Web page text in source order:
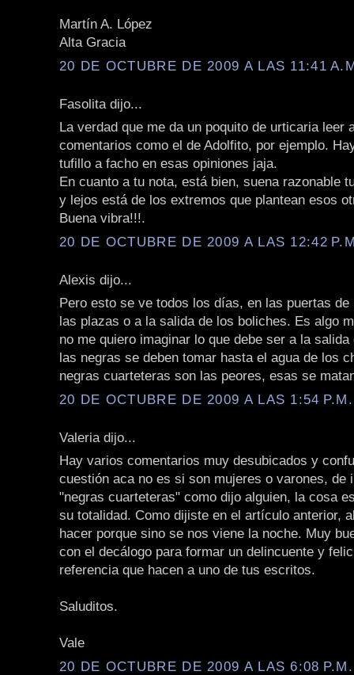
Martín A. López
Alta Gracia
20 DE OCTUBRE DE 2009 A LAS 11:41
Fasolita dijo...
La verdad que me da un poquito de urticaria leer
comentarios como el de Adolfito, por ejemplo.
tufillo a facho en esas opiniones jaja.
En cuanto a tu nota, está bien, suena razonable
y lejos está de los extremos que plantean esos
Buena vibra!!!.
20 DE OCTUBRE DE 2009 A LAS 12:42
Alexis dijo...
Pero esto se ve todos los días, en las puertas
las plazas o a la salida de los boliches. Es algo
no me quiero imaginar lo que debe ser a la
las negras se deben tomar hasta el agua de los
negras cuarteteras son las peores, esas se
20 DE OCTUBRE DE 2009 A LAS 1:54 P.M.
Valeria dijo...
Hay varios comentarios muy desubicados y
cuestión aca no es si son mujeres o varones, de
"negras cuarteteras" como dijo alguien, la cosa
su totalidad. Como dijiste en el artículo anterior,
hacer porque sino se nos viene la noche. Muy
con el decálogo para formar un delincuente y
referencia que hacen a uno de tus escritos.
Saluditos.
Vale
20 DE OCTUBRE DE 2009 A LAS 6:08 P.M.